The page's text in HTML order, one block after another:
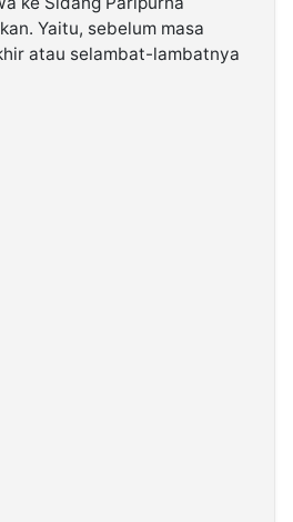
Yaitu, sebelum masa
atau selambat-lambatnya